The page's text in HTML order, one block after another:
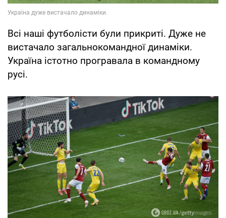
Всі наші футболісти були прикриті. Дуже не
вистачало загальнокомандної динаміки.
Україна істотно програвала в командному
русі.